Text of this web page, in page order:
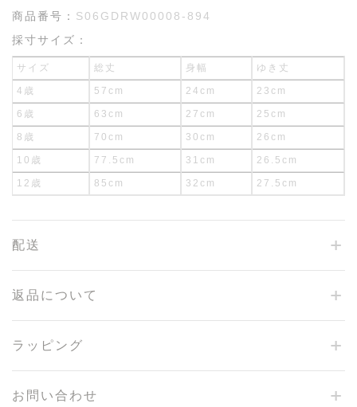
商品番号： S06GDRW00008-894
採寸サイズ：
サイズ 総丈 身幅 ゆき丈
4歳 57cm 24cm 23cm
6歳 63cm 27cm 25cm
8歳 70cm 30cm 26cm
10歳 77.5cm 31cm 26.5cm
12歳 85cm 32cm 27.5cm
配送
返品について
ラッピング
お問い合わせ